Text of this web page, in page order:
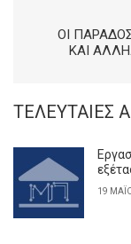
ΟΙ
ΚΑΙ
ΤΕΛΕΥΤΑΊΕΣ
19